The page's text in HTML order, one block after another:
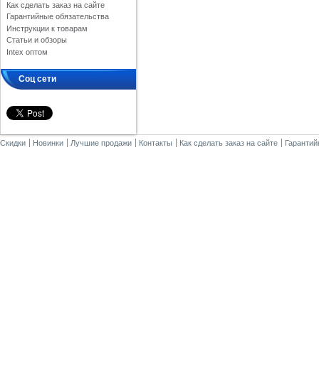
Как сделать заказ на сайте
Гарантийные обязательства
Инструкции к товарам
Статьи и обзоры
Intex оптом
Соц сети
Скидки Новинки Лучшие продажи Контакты Как сделать заказ на сайте